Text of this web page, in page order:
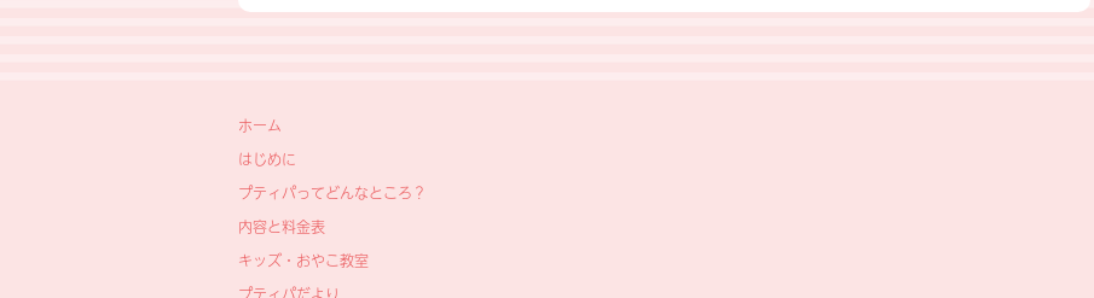
ホーム
はじめに
プティパってどんなところ？
内容と料金表
キッズ・おやこ教室